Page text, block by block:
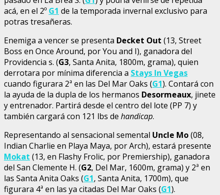
acá, en el 2º G1 de la temporada invernal exclusivo para
potras tresañeras.
Enemiga a vencer se presenta Decket Out (13, Street
Boss en Once Around, por You and I), ganadora del
Providencia s. (G3, Santa Anita, 1800m, grama), quien
derrotara por mínima diferencia a Stays In Vegas
cuando figurara 2ª en las Del Mar Oaks (G1). Contará con
la ayuda de la dupla de los hermanos Desormeaux, jinete
y entrenador. Partirá desde el centro del lote (PP 7) y
también cargará con 121 lbs de handicap.
Representando al sensacional semental Uncle Mo(08,
Indian Charlie en Playa Maya, por Arch), estará presente
Mokat (13, en Flashy Frolic, por Premiership), ganadora
del San Clemente H. (G2, Del Mar, 1600m, grama) y 2ª en
las Santa Anita Oaks (G1, Santa Anita, 1700m), que
figurara 4ª en las ya citadas Del Mar Oaks (G1).